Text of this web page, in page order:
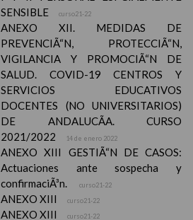
SENSIBLE
curso21-22
ANEXO XII. MEDIDAS DE
PREVENCIÃ“N, PROTECCIÃ“N,
VIGILANCIA Y PROMOCIÃ“N DE
SALUD. COVID-19 CENTROS Y
SERVICIOS EDUCATIVOS
DOCENTES (NO UNIVERSITARIOS)
DE ANDALUCÃA. CURSO
2021/2022
14 de enero 2022
ANEXO XIII GESTIÃ“N DE CASOS:
Actuaciones ante sospecha y
confirmaciÃ³n.
curso21-22
ANEXO XIII curso21-22
ANEXO XIII curso21-22